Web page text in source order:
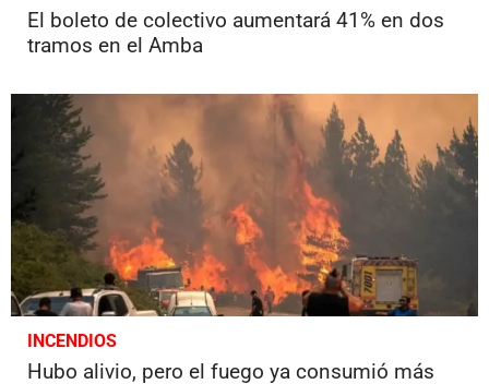
El boleto de colectivo aumentará 41% en dos
tramos en el Amba
INCENDIOS
Hubo alivio, pero el fuego ya consumió más